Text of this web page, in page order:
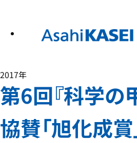
2017年
第6回『科学の
協賛「旭化成